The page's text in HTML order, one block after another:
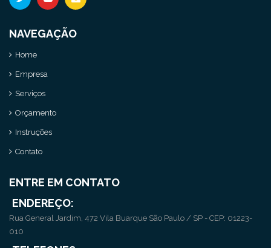
NAVEGAÇÃO
Home
Empresa
Serviços
Orçamento
Instruções
Contato
ENTRE EM CONTATO
ENDEREÇO:
Rua General Jardim, 472 Vila Buarque São Paulo / SP - CEP: 01223-
010